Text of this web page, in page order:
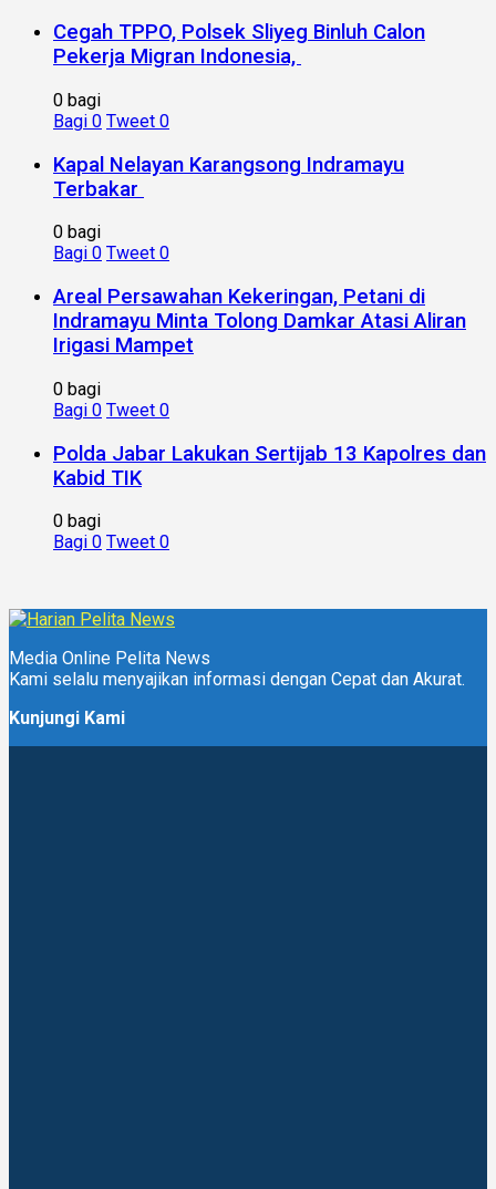
Cegah TPPO, Polsek Sliyeg Binluh Calon
Pekerja Migran Indonesia,
0 bagi
Bagi 0 Tweet 0
Kapal Nelayan Karangsong Indramayu
Terbakar
0 bagi
Bagi 0 Tweet 0
Areal Persawahan Kekeringan, Petani di
Indramayu Minta Tolong Damkar Atasi Aliran
Irigasi Mampet
0 bagi
Bagi 0 Tweet 0
Polda Jabar Lakukan Sertijab 13 Kapolres dan
Kabid TIK
0 bagi
Bagi 0 Tweet 0
Media Online Pelita News
Kami selalu menyajikan informasi dengan Cepat dan Akurat.
Kunjungi Kami